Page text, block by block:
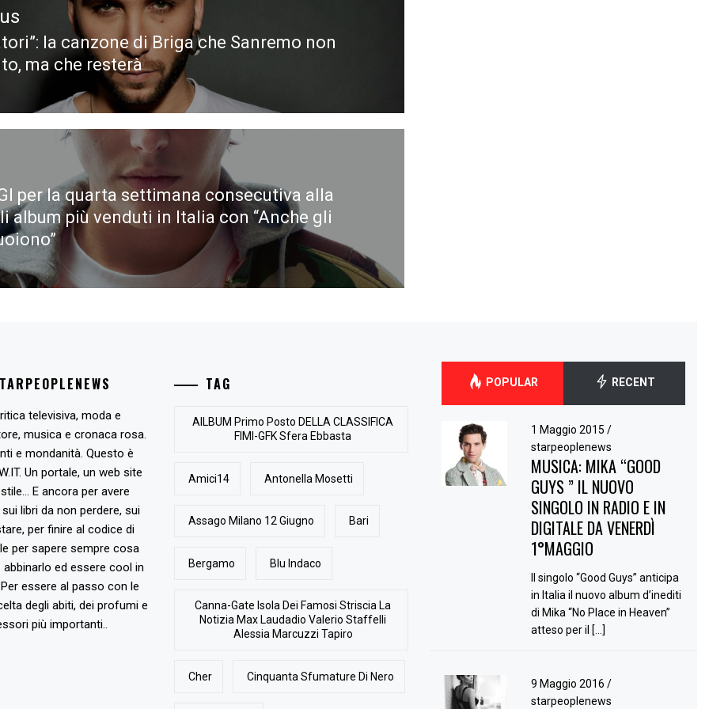
la canzone di Briga che Sanremo non
ma che resterà
per la quarta settimana consecutiva alla
album più venduti in Italia con “Anche gli
televisiva, moda e
musica e cronaca rosa.
e mondanità. Questo è
Un portale, un web site
E ancora per avere
libri da non perdere, sui
per finire al codice di
per sapere sempre cosa
ed essere cool in
essere al passo con le
degli abiti, dei profumi e
più importanti..
TAG
AlLBUM Primo Posto DELLA CLASSIFICA
FIMI-GFK Sfera Ebbasta
Amici14 Antonella Mosetti
Assago Milano 12 Giugno Bari
Bergamo Blu Indaco
Canna-Gate Isola Dei Famosi Striscia La
Notizia Max Laudadio Valerio Staffelli
Alessia Marcuzzi Tapiro
Cher Cinquanta Sfumature Di Nero
POPULAR RECENT
1 Maggio 2015 /
starpeoplenews
MUSICA: MIKA “GOOD
GUYS ” IL NUOVO
SINGOLO IN RADIO E IN
DIGITALE DA VENERDÌ
1°MAGGIO
Il singolo “Good Guys” anticipa
in Italia il nuovo album d’inediti
di Mika “No Place in Heaven”
atteso per il […]
9 Maggio 2016 /
starpeoplenews